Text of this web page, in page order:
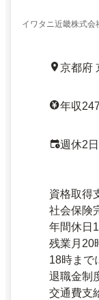
イワタニ近畿株式会
京都府
年収
週休2
資格取得
社会保険
年間休日
残業月20
18時まで
退職金制
交通費支